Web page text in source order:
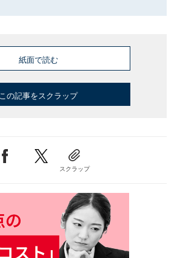
紙面で読む
この記事をスクラップ
スクラップ